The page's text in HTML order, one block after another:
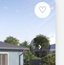
♡